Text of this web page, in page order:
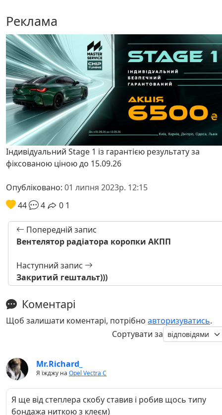
Реклама
Індивідуальний Stage 1 із гарантією результату за
фіксованою ціною до 15.09.26
Опубліковано: 01 липня 2023р. 12:15
44
4 0 1
Попередній запис
Вентелятор радіатора коропки АКПП
Наступний запис
Закритий гештальт)))
Коментарі
Щоб залишати коментарі, потрібно авторизуватись.
Сортувати за
Mr.Richard_
Я їжджу на Opel Vectra C
Я ще від степлера скобу ставив і робив щось типу
бондажа ниткою з клеєм)